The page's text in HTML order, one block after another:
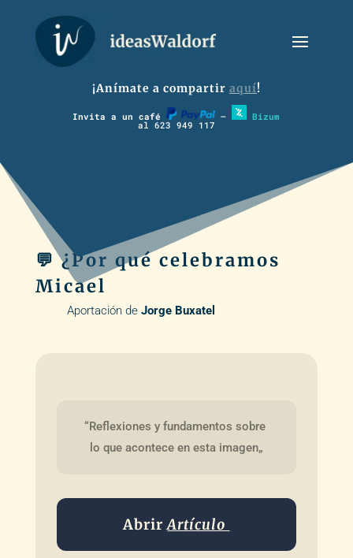
¡Anímate a compartir aquí!
Invita a un café – Bizum
al 623 949 117
💬 ¿Por qué celebramos
Micael
Aportación de Jorge Buxatel
“Reflexiones y fundamentos sobre
lo que acontece en esta imagen„
Abrir Artículo